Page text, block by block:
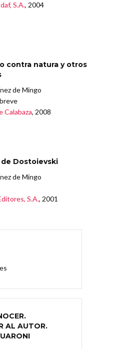
S.A., 2004
contra natura y otros
de Mingo
Calabaza, 2008
de Dostoievski
de Mingo
S.A., 2001
AL AUTOR.